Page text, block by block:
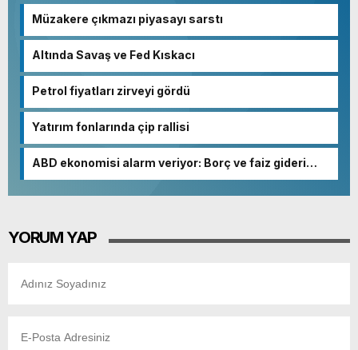
Müzakere çıkmazı piyasayı sarstı
Altında Savaş ve Fed Kıskacı
Petrol fiyatları zirveyi gördü
Yatırım fonlarında çip rallisi
ABD ekonomisi alarm veriyor: Borç ve faiz gideri
YORUM YAP